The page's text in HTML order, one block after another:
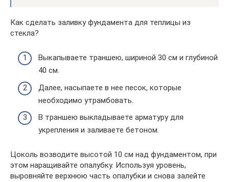
Как сделать заливку фундамента для теплицы из
стекла?
Выкапываете траншею, шириной 30 см и глубиной
40 см.
Далее, насыпаете в нее песок, которые
необходимо утрамбовать.
В траншею выкладываете арматуру для
укрепления и заливаете бетоном.
Цоколь возводите высотой 10 см над фундаментом, при
этом наращивайте опалубку. Используя уровень,
выровняйте верхнюю часть опалубки и снова залейте